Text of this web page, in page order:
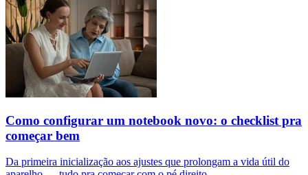
Como configurar um notebook novo: o checklist pra
começar bem
Da primeira inicialização aos ajustes que prolongam a vida útil do